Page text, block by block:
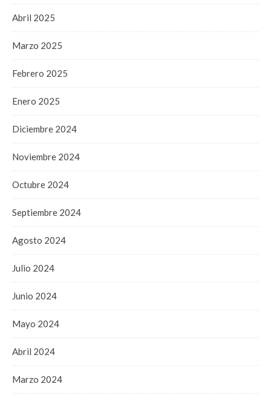
Abril 2025
Marzo 2025
Febrero 2025
Enero 2025
Diciembre 2024
Noviembre 2024
Octubre 2024
Septiembre 2024
Agosto 2024
Julio 2024
Junio 2024
Mayo 2024
Abril 2024
Marzo 2024